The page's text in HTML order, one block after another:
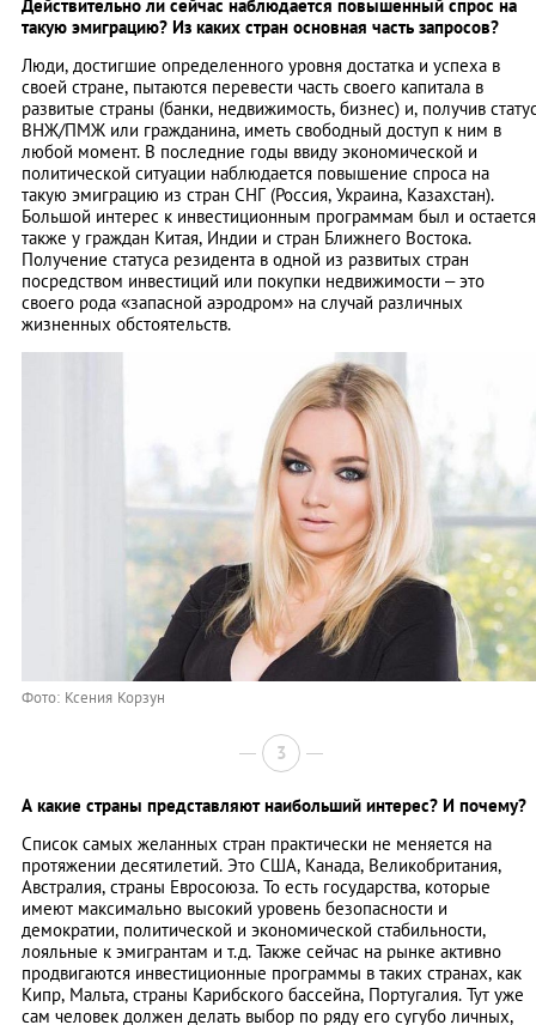
Действительно ли сейчас наблюдается повышенный спрос на
такую эмиграцию? Из каких стран основная часть запросов?
Люди, достигшие определенного уровня достатка и успеха в
своей стране, пытаются перевести часть своего капитала в
развитые страны (банки, недвижимость, бизнес) и, получив
ВНЖ/ПМЖ или гражданина, иметь свободный доступ к ним в
любой момент. В последние годы ввиду экономической и
политической ситуации наблюдается повышение спроса на
такую эмиграцию из стран СНГ (Россия, Украина, Казахстан).
Большой интерес к инвестиционным программам был и остается
также у граждан Китая, Индии и стран Ближнего Востока.
Получение статуса резидента в одной из развитых стран
посредством инвестиций или покупки недвижимости – это
своего рода «запасной аэродром» на случай различных
жизненных обстоятельств.
Фото: Ксения Корзун
3
А какие страны представляют наибольший интерес? И почему?
Список самых желанных стран практически не меняется на
протяжении десятилетий. Это США, Канада, Великобритания,
Австралия, страны Евросоюза. То есть государства, которые
имеют максимально высокий уровень безопасности и
демократии, политической и экономической стабильности,
лояльные к эмигрантам и т.д. Также сейчас на рынке активно
продвигаются инвестиционные программы в таких странах, как
Кипр, Мальта, страны Карибского бассейна, Португалия. Тут уже
сам человек должен делать выбор по ряду его сугубо личных,